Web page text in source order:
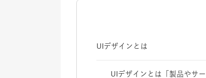
UIデザインとは
UIデザインとは「製品やサ